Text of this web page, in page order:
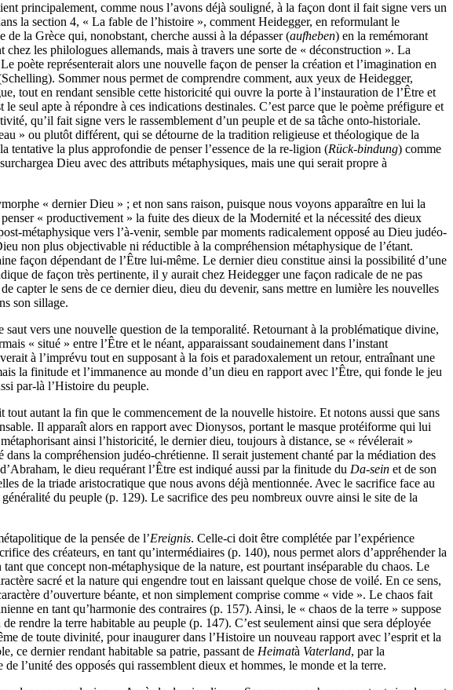
principalement, comme nous l’avons déjà souligné, à la façon dont il fait signe vers un
la section 4, « La fable de l’histoire », comment Heidegger, en reformulant le
la Grèce qui, nonobstant, cherche aussi à la dépasser (aufheben) en la remémorant
les philologues allemands, mais à travers une sorte de « déconstruction ». La
poète représenterait alors une nouvelle façon de penser la création et l’imagination en
Sommer nous permet de comprendre comment, aux yeux de Heidegger,
tout en rendant sensible cette historicité qui ouvre la porte à l’instauration de l’Être et
seul apte à répondre à ces indications destinales. C’est parce que le poème préfigure et
qu’il fait signe vers le rassemblement d’un peuple et de sa tâche onto-historiale.
» ou plutôt différent, qui se détourne de la tradition religieuse et théologique de la
tentative la plus approfondie de penser l’essence de la re-ligion (Rück-bindung) comme
Dieu avec des attributs métaphysiques, mais une qui serait propre à
« dernier Dieu » ; et non sans raison, puisque nous voyons apparaître en lui la
« productivement » la fuite des dieux de la Modernité et la nécessité des dieux
métaphysique vers l’à-venir, semble par moments radicalement opposé au Dieu judéo-
non plus objectivable ni réductible à la compréhension métaphysique de l’étant.
façon dépendant de l’Être lui-même. Le dernier dieu constitue ainsi la possibilité d’une
de façon très pertinente, il y aurait chez Heidegger une façon radicale de ne pas
capter le sens de ce dernier dieu, dieu du devenir, sans mettre en lumière les nouvelles
son sillage.
vers une nouvelle question de la temporalité. Retournant à la problématique divine,
« situé » entre l’Être et le néant, apparaissant soudainement dans l’instant
à l’imprévu tout en supposant à la fois et paradoxalement un retour, entraînant une
la finitude et l’immanence au monde d’un dieu en rapport avec l’Être, qui fonde le jeu
par-là l’Histoire du peuple.
autant la fin que le commencement de la nouvelle histoire. Et notons aussi que sans
Il apparaît alors en rapport avec Dionysos, portant le masque protéiforme qui lui
ainsi l’historicité, le dernier dieu, toujours à distance, se « révélerait »
la compréhension judéo-chrétienne. Il serait justement chanté par la médiation des
le dieu requérant l’Être est indiqué aussi par la finitude du Da-sein et de son
de la triade aristocratique que nous avons déjà mentionnée. Avec le sacrifice face au
du peuple (p. 129). Le sacrifice des peu nombreux ouvre ainsi le site de la
de la pensée de l’Ereignis. Celle-ci doit être complétée par l’expérience
des créateurs, en tant qu’intermédiaires (p. 140), nous permet alors d’appréhender la
que concept non-métaphysique de la nature, est pourtant inséparable du chaos. Le
sacré et la nature qui engendre tout en laissant quelque chose de voilé. En ce sens,
d’ouverture béante, et non simplement comprise comme « vide ». Le chaos fait
en tant qu’harmonie des contraires (p. 157). Ainsi, le « chaos de la terre » suppose
rendre la terre habitable au peuple (p. 147). C’est seulement ainsi que sera déployée
de toute divinité, pour inaugurer dans l’Histoire un nouveau rapport avec l’esprit et la
ce dernier rendant habitable sa patrie, passant de Heimatà Vaterland, par la
l’unité des opposés qui rassemblent dieux et hommes, le monde et la terre.